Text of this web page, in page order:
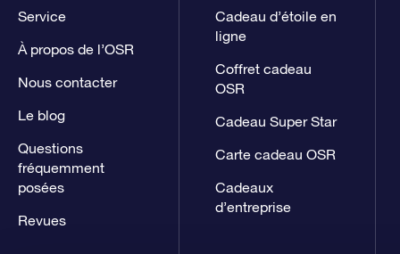
Service
À propos de l’OSR
Nous contacter
Le blog
Questions
fréquemment
posées
Revues
Cadeau d’étoile en
ligne
Coffret cadeau
OSR
Cadeau Super Star
Carte cadeau OSR
Cadeaux
d’entreprise